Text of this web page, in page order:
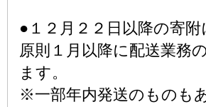
●１２月２２日以降の寄附
原則１月以降に配送業務
ます。
※一部年内発送のものも